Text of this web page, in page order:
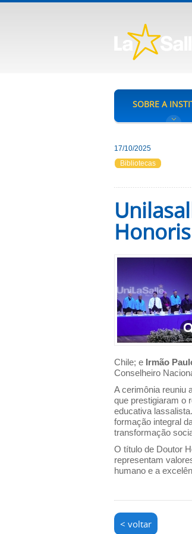
SOBRE A
17/10/2025
Bibliotecas
Chile; e Irmão
Conselheiro
A cerimônia reuniu
que prestigiaram o
educativa
formação integral
transformação
O título de Doutor
representam
humano e a
< voltar